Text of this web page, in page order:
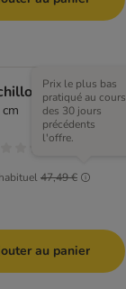
gris
47,49 €
Prix le plus bas
pratiqué au cours
des 30 jours
précédents
l'offre.
au panier